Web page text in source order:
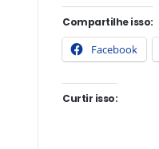
Compartilhe isso:
Facebook
Curtir isso: